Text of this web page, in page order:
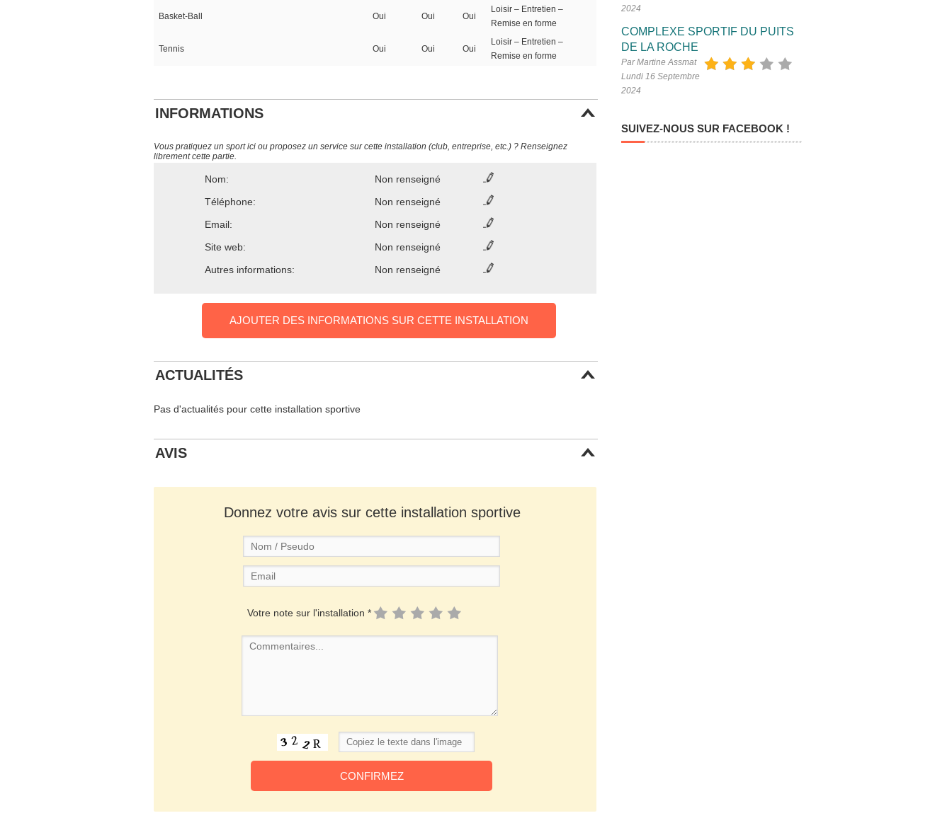
Basket-Ball Oui Oui Oui
Loisir – Entretien –
Remise en forme
Tennis Oui Oui Oui
Loisir – Entretien –
Remise en forme
INFORMATIONS
Vous pratiquez un sport ici ou proposez un service sur cette installation (club, entreprise, etc.) ? Renseignez
librement cette partie.
Nom:
Non renseigné
Téléphone:
Non renseigné
Email:
Non renseigné
Site web:
Non renseigné
Autres informations:
Non renseigné
AJOUTER DES INFORMATIONS SUR CETTE INSTALLATION
ACTUALITÉS
Pas d'actualités pour cette installation sportive
AVIS
Donnez votre avis sur cette installation sportive
Votre note sur l'installation *
2024
COMPLEXE SPORTIF DU PUITS
DE LA ROCHE
Par Martine Assmat
Lundi 16 Septembre
2024
SUIVEZ-NOUS SUR FACEBOOK !